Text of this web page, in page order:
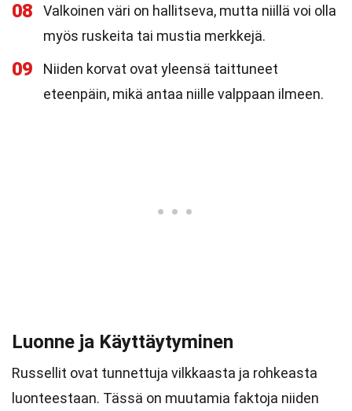
08
Valkoinen väri on hallitseva, mutta niillä voi olla
myös ruskeita tai mustia merkkejä.
09
Niiden korvat ovat yleensä taittuneet
eteenpäin, mikä antaa niille valppaan ilmeen.
Luonne ja Käyttäytyminen
Russellit ovat tunnettuja vilkkaasta ja rohkeasta
luonteestaan. Tässä on muutamia faktoja niiden